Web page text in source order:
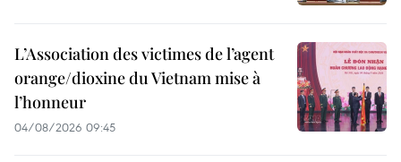
L’Association des victimes de l’agent
orange/dioxine du Vietnam mise à
l’honneur
04/08/2026 09:45